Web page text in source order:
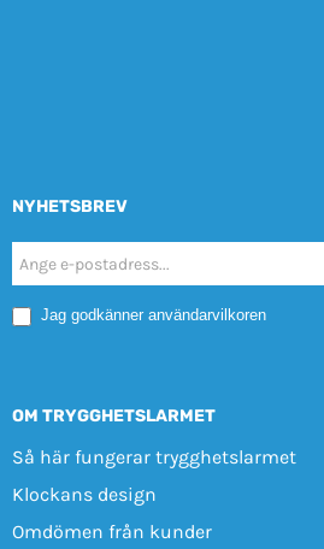
NYHETSBREV
Nyhetsbrev
Mobile
Jag godkänner användarvilkoren
OM TRYGGHETSLARMET
Så här fungerar trygghetslarmet
Klockans design
Omdömen från kunder